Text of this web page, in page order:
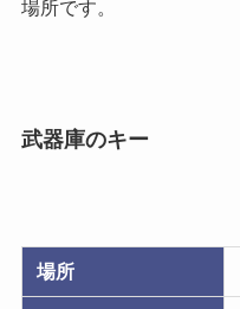
場所です。
武器庫のキー
場所